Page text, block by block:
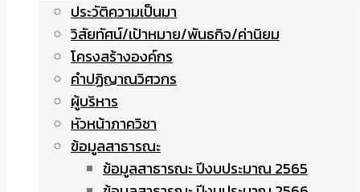
ประวัติความเป็นมา
วิสัยทัศน์/เป้าหมาย/พันธกิจ/ค่านิยม
โครงสร้างองค์กร
คำปฏิญาณวิศวกร
ผู้บริหาร
หัวหน้าภาควิชา
ข้อมูลสาธารณะ
ข้อมูลสาธารณะ ปีงบประมาณ 2565